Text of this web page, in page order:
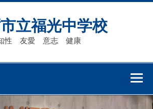
立福光中学校
性 友愛 意志 健康